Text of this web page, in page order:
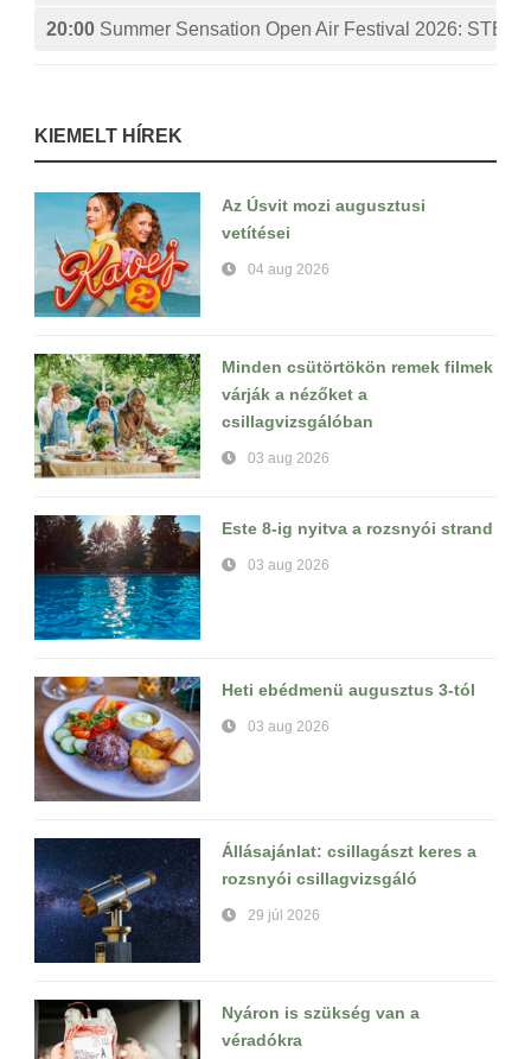
20:00 Summer Sensation Open Air Festival 2026:
KIEMELT HÍREK
Az Úsvit mozi augusztusi
vetítései
04 aug 2026
Minden csütörtökön remek filmek
várják a nézőket a
csillagvizsgálóban
03 aug 2026
Este 8-ig nyitva a rozsnyói strand
03 aug 2026
Heti ebédmenü augusztus 3-tól
03 aug 2026
Állásajánlat: csillagászt keres a
rozsnyói csillagvizsgáló
29 júl 2026
Nyáron is szükség van a
véradókra